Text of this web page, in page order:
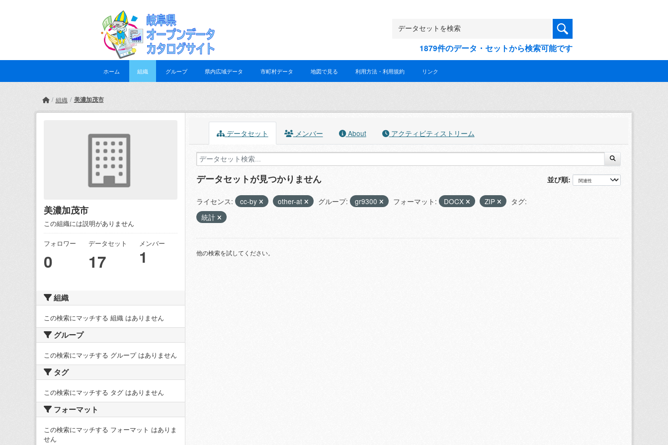
1879件のデータ・セットから検索可能です
ホーム 組織 グループ 県内広域データ 市町村データ 地図で見る 利用方法・利用規約 リンク
組織 美濃加茂市
美濃加茂市
この組織には説明がありません
フォロワー
0
データセット
17
メンバー
1
組織
この検索にマッチする 組織 はありません
グループ
この検索にマッチする グループ はありません
タグ
この検索にマッチする タグ はありません
フォーマット
この検索にマッチする フォーマット はありま
せん
データセット メンバー About アクティビティストリーム
並び順
データセットが見つかりません
ライセンス: cc-by other-at グループ: gr9300 フォーマット: DOCX ZIP
タグ:
統計
他の検索を試してください。